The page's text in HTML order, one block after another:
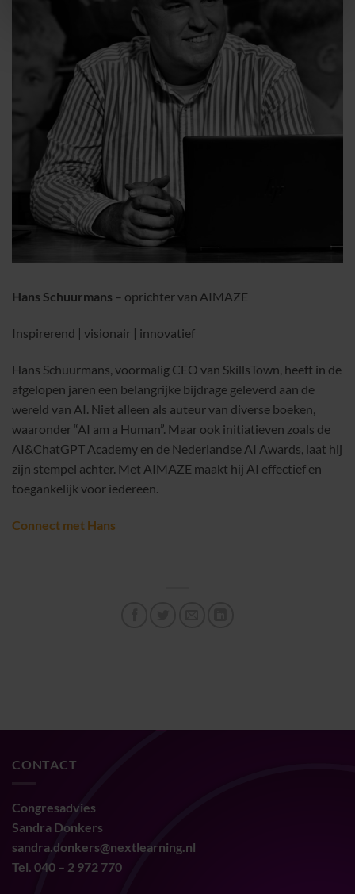
Hans Schuurmans – oprichter van AIMAZE
Inspirerend | visionair | innovatief
Hans Schuurmans, voormalig CEO van SkillsTown, heeft in de
afgelopen jaren een belangrijke bijdrage geleverd aan de
wereld van AI. Niet alleen als auteur van diverse boeken,
waaronder “AI am a Human”. Maar ook initiatieven zoals de
AI&ChatGPT Academy en de Nederlandse AI Awards, laat hij
zijn stempel achter. Met AIMAZE maakt hij AI effectief en
toegankelijk voor iedereen.
Connect met Hans
CONTACT
Congresadvies
Sandra Donkers
sandra.donkers@nextlearning.nl
Tel. 040 – 2 972 770